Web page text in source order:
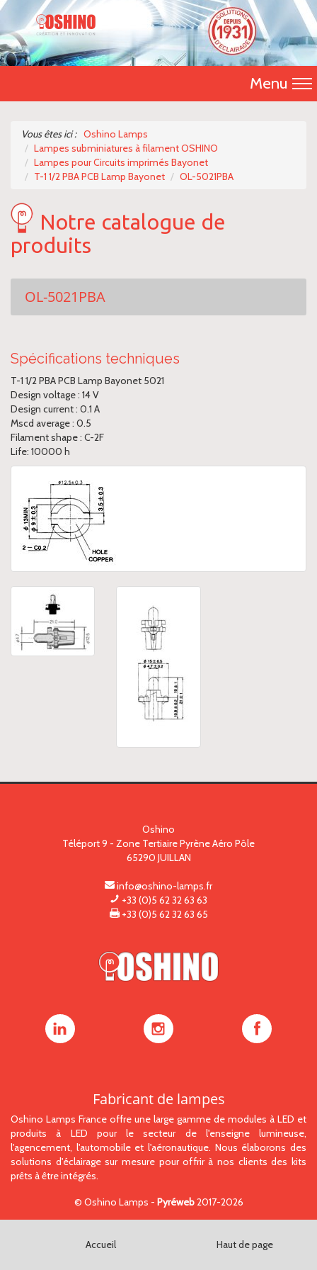
Menu
Présentation
Nos produits
Vous êtes ici : Oshino Lamps
Lampes subminiatures à filament OSHINO
Lampes pour Circuits imprimés Bayonet
T-1 1/2 PBA PCB Lamp Bayonet
OL-5021PBA
Notre catalogue de
produits
OL-5021PBA
Spécifications techniques
T-1 1/2 PBA PCB Lamp Bayonet 5021
Design voltage : 14 V
Design current : 0.1 A
Mscd average : 0.5
Filament shape : C-2F
Life: 10000 h
Oshino
Téléport 9 - Zone Tertiaire Pyrène Aéro Pôle
65290 JUILLAN
info@oshino-lamps.fr
+33 (0)5 62 32 63 63
+33 (0)5 62 32 63 65
Oshino
Oshino
Oshino
Fabricant de lampes
Oshino Lamps France offre une large gamme de modules à LED et
produits à LED pour le secteur de l'enseigne lumineuse,
l'agencement, l'automobile et l'aéronautique. Nous élaborons des
solutions d'éclairage sur mesure pour offrir à nos clients des kits
prêts à être intégrés.
© Oshino Lamps - Pyréweb2017-2026
Accueil Haut de page